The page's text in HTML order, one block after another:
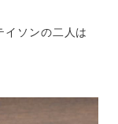
ソンの二人は